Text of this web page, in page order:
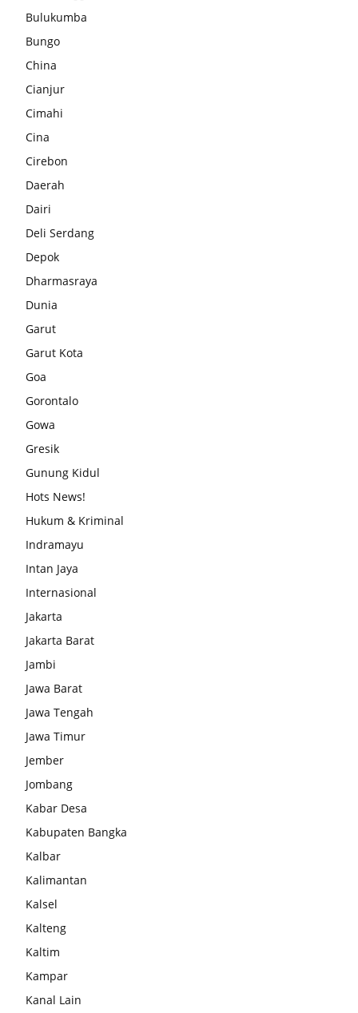
Bulukumba
Bungo
China
Cianjur
Cimahi
Cina
Cirebon
Daerah
Dairi
Deli Serdang
Depok
Dharmasraya
Dunia
Garut
Garut Kota
Goa
Gorontalo
Gowa
Gresik
Gunung Kidul
Hots News!
Hukum & Kriminal
Indramayu
Intan Jaya
Internasional
Jakarta
Jakarta Barat
Jambi
Jawa Barat
Jawa Tengah
Jawa Timur
Jember
Jombang
Kabar Desa
Kabupaten Bangka
Kalbar
Kalimantan
Kalsel
Kalteng
Kaltim
Kampar
Kanal Lain